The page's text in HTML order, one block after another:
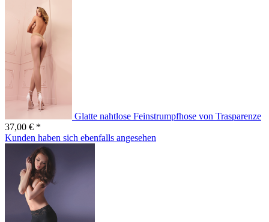
Glatte nahtlose Feinstrumpfhose von Trasparenze
37,00 € *
Kunden haben sich ebenfalls angesehen